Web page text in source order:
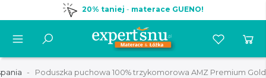
20% taniej - materace GUENO!
Poduszka puchowa 100% trzykomorowa AMZ Premium Gold